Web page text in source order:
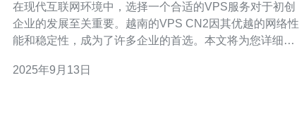
在现代互联网环境中，选择一个合适的VPS服务对于初创
企业的发展至关重要。越南的VPS CN2因其优越的网络性
能和稳定性，成为了许多企业的首选。本文将为您详细介
VPS CN2？ V
2025年9月13日